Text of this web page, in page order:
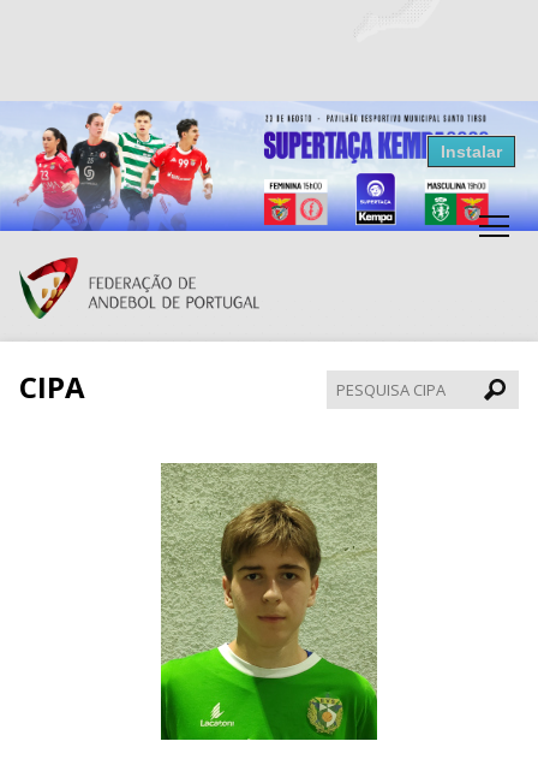
Resultados Andebol
Federação de Andebol de Portugal
Grátis - Disponivel na Play Store
Instalar
CIPA
CIPA